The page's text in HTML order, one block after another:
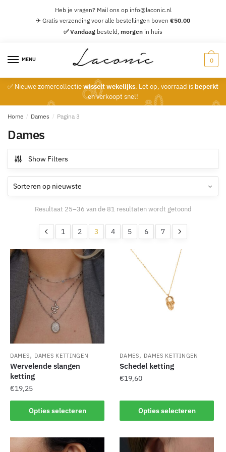
Heb je vragen? Mail ons op info@laconic.nl
✈ Gratis verzending voor alle bestellingen boven €50.00
✅ Vandaag besteld, morgen in huis
MENU 0
✅ Nieuwe zomercollectiewisselt wekelijks. Let op, voorraad is beperkt
en verkoopt snel!
Home / Dames / Pagina 3
Dames
Show Filters
Resultaat 25–36 van de 81 resultaten wordt getoondGesorteerd
1 2 3 4 5 6 7
DAMES, DAMES KETTINGEN
Wervelende slangen
ketting
€19,25
Opties selecteren
product
meerdere
DAMES, DAMES KETTINGEN
Schedel ketting
€19,60
Opties selecteren
product
heeft
variaties.